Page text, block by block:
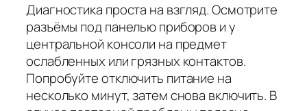
Диагностика проста на взгляд. Осмотрите
разъёмы под панелью приборов и у
центральной консоли на предмет
ослабленных или грязных контактов.
Попробуйте отключить питание на
несколько минут, затем снова включить. В